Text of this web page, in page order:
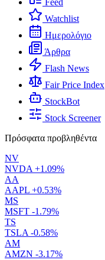
Feed
Watchlist
Ημερολόγιο
Άρθρα
Flash News
Fair Price Index
StockBot
Stock Screener
Πρόσφατα προβληθέντα
NV
NVDA +1.09%
AA
AAPL +0.53%
MS
MSFT -1.79%
TS
TSLA -0.58%
AM
AMZN -3.17%